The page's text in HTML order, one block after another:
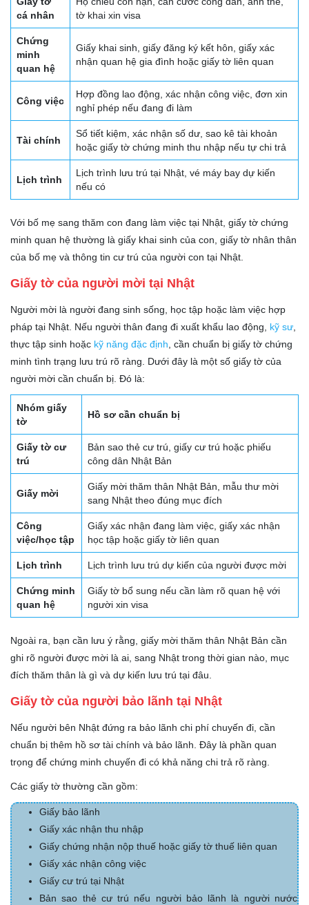
cá nhân
tờ khai xin visa
Chứng
minh
quan hệ
Giấy khai sinh, giấy đăng ký kết hôn, giấy xác
nhận quan hệ gia đình hoặc giấy tờ liên quan
Công việc
Hợp đồng lao động, xác nhận công việc, đơn xin
nghỉ phép nếu đang đi làm
Tài chính
Sổ tiết kiệm, xác nhận số dư, sao kê tài khoản
hoặc giấy tờ chứng minh thu nhập nếu tự chi trả
Lịch trình
Lịch trình lưu trú tại Nhật, vé máy bay dự kiến
nếu có
Với bố mẹ sang thăm con đang làm việc tại Nhật, giấy tờ chứng
minh quan hệ thường là giấy khai sinh của con, giấy tờ nhân thân
của bố mẹ và thông tin cư trú của người con tại Nhật.
Giấy tờ của người mời tại Nhật
Người mời là người đang sinh sống, học tập hoặc làm việc hợp
pháp tại Nhật. Nếu người thân đang đi xuất khẩu lao động, kỹ sư,
thực tập sinh hoặc kỹ năng đặc định, cần chuẩn bị giấy tờ chứng
minh tình trạng lưu trú rõ ràng. Dưới đây là một số giấy tờ của
người mời cần chuẩn bị. Đó là:
Nhóm giấy
tờ
Hồ sơ cần chuẩn bị
Giấy tờ cư
trú
Bản sao thẻ cư trú, giấy cư trú hoặc phiếu
công dân Nhật Bản
Giấy mời
Giấy mời thăm thân Nhật Bản, mẫu thư mời
sang Nhật theo đúng mục đích
Công
việc/học tập
Giấy xác nhận đang làm việc, giấy xác nhận
học tập hoặc giấy tờ liên quan
Lịch trình Lịch trình lưu trú dự kiến của người được mời
Chứng minh
quan hệ
Giấy tờ bổ sung nếu cần làm rõ quan hệ với
người xin visa
Ngoài ra, bạn cần lưu ý rằng, giấy mời thăm thân Nhật Bản cần
ghi rõ người được mời là ai, sang Nhật trong thời gian nào, mục
đích thăm thân là gì và dự kiến lưu trú tại đâu.
Giấy tờ của người bảo lãnh tại Nhật
Nếu người bên Nhật đứng ra bảo lãnh chi phí chuyến đi, cần
chuẩn bị thêm hồ sơ tài chính và bảo lãnh. Đây là phần quan
trọng để chứng minh chuyến đi có khả năng chi trả rõ ràng.
Các giấy tờ thường cần gồm:
Giấy bảo lãnh
Giấy xác nhận thu nhập
Giấy chứng nhận nộp thuế hoặc giấy tờ thuế liên quan
Giấy xác nhận công việc
Giấy cư trú tại Nhật
Bản sao thẻ cư trú nếu người bảo lãnh là người nước